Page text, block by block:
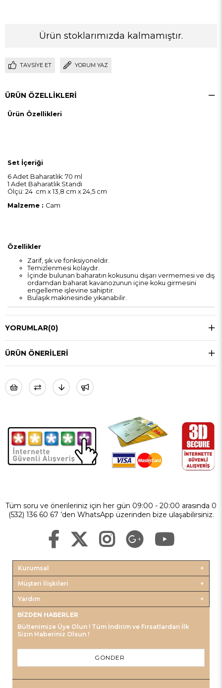
Ürün stoklarımızda kalmamıştır.
TAVSIYE ET YORUM YAZ
ÜRÜN ÖZELLIKLERI
Ürün Özellikleri
Set İçeriği
6 Adet Baharatlık: 70 ml
1 Adet Baharatlık Standı
Ölçü: 24 cm x 13,8 cm x 24,5 cm
Malzeme : Cam
Özellikler
Zarif, şık ve fonksiyoneldir.
Temizlenmesi kolaydır.
İçinde bulunan baharatın kokusunu dışarı vermemesi ve dış
ordamdan baharat kavanozunun içine koku girmesini
engelleme işlevine sahiptir.
Bulaşık makinesinde yıkanabilir.
YORUMLAR(0)
ÜRÜN ÖNERILERI
Tüm soru ve önerileriniz için her gün 09:00 - 20:00 arasında 0
(532) 136 60 67 ’den WhatsApp üzerinden bize ulaşabilirsiniz.
Kurumsal
Müşteri İlişkileri
Yardım
BIZDEN HABERLER
Bültenimize Üye Olun ! Tüm İndirim ve Fırsatlardan İlk
Sizin Haberiniz Olsun !
GÖNDER